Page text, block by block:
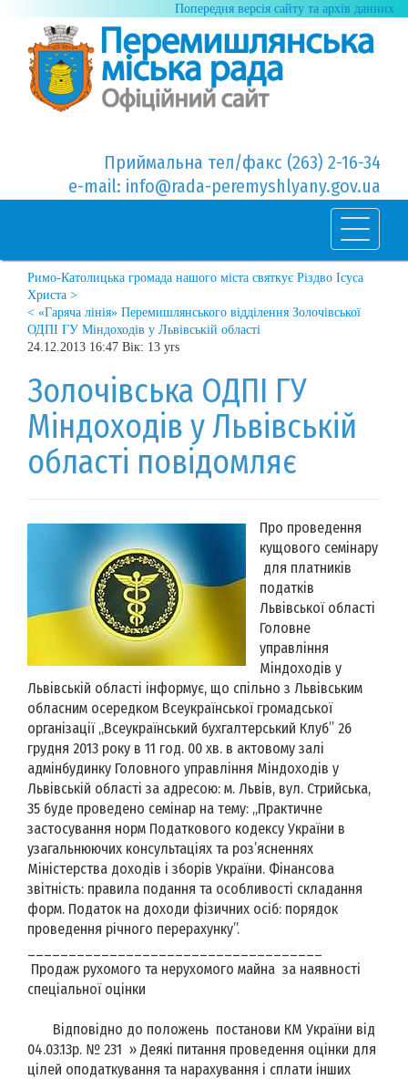
Попередня версія сайту та архів данних
Приймальна тел/факс (263) 2-16-34
e-mail: info@rada-peremyshlyany.gov.ua
Римо-Католицька громада нашого міста святкує Різдво Ісуса
Христа >
< «Гаряча лінія» Перемишлянського відділення Золочівської
ОДПІ ГУ Міндоходів у Львівській області
24.12.2013 16:47 Вік: 13 yrs
Золочівська ОДПІ ГУ
Міндоходів у Львівській
області повідомляє
Про проведення
кущового семінару
для платників
податків
Львівської області
Головне
управління
Міндоходів у
Львівській області інформує, що спільно з Львівським
обласним осередком Всеукраїнської громадської
організації „Всеукраїнський бухгалтерський Клуб” 26
грудня 2013 року в 11 год. 00 хв. в актовому залі
адмінбудинку Головного управління Міндоходів у
Львівській області за адресою: м. Львів, вул. Стрийська,
35 буде проведено семінар на тему: „Практичне
застосування норм Податкового кодексу України в
узагальнюючих консультаціях та роз’ясненнях
Міністерства доходів і зборів України. Фінансова
звітність: правила подання та особливості складання
форм. Податок на доходи фізичних осіб: порядок
проведення річного перерахунку”.
Продаж рухомого та нерухомого майна за наявності
спеціальної оцінки
Відповідно до положень постанови КМ України від
04.03.13р. № 231 » Деякі питання проведення оцінки для
цілей оподаткування та нарахування і сплати інших